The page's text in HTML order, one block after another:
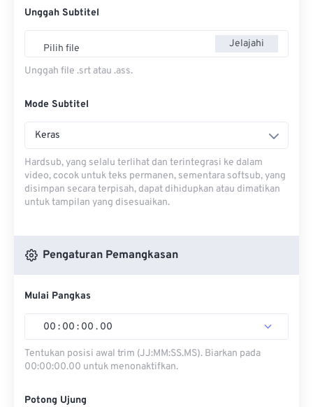
Unggah Subtitel
Pilih file Jelajahi
Unggah file .srt atau .ass.
Mode Subtitel
Keras
Hardsub, yang selalu terlihat dan terintegrasi ke dalam
video, cocok untuk teks permanen, sementara softsub, yang
disimpan secara terpisah, dapat dihidupkan atau dimatikan
untuk tampilan yang disesuaikan.
Pengaturan Pemangkasan
Mulai Pangkas
00 : 00 : 00 . 00
Tentukan posisi awal trim (JJ:MM:SS.MS). Biarkan pada
00:00:00.00 untuk menonaktifkan.
Potong Ujung